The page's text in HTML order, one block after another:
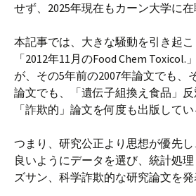
せず、2025年現在もカーン大学に在
本記事では、大きな騒動を引き起
「2012年11月のFood Chem Toxicol.
が、その5年前の2007年論文でも、
論文でも、「遺伝子組換え食品」
「詐欺的」論文を何度も出版してい
つまり、研究公正より思想が優先
良いようにデータを選び、統計処理
ズサン、科学詐欺的な研究論文を発